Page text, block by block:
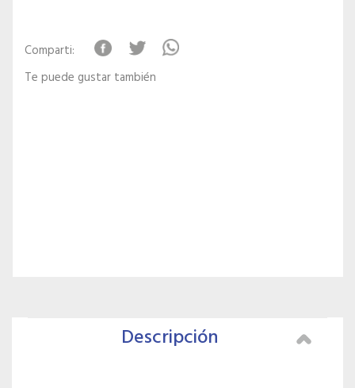
Comparti:
Te puede gustar también
Descripción